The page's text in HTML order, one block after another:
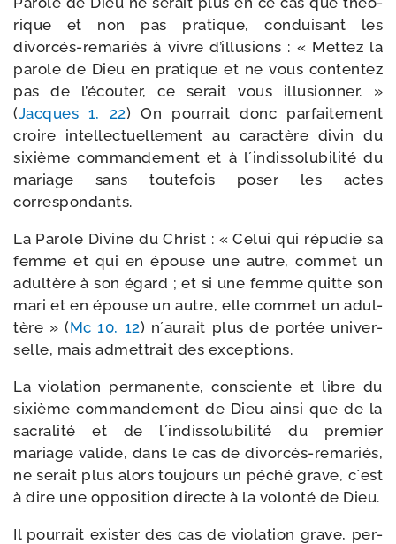
rique et non pas pra­tique, condui­sant les
divorcés-​remariés à vivre d’illusions : « Mettez la
parole de Dieu en pra­tique et ne vous conten­tez
pas de l’écouter, ce serait vous illu­sion­ner. »
(Jacques 1, 22) On pour­rait donc par­fai­te­ment
croire intel­lec­tuel­le­ment au carac­tère divin du
sixième com­man­de­ment et à l´indissolubilité du
mariage sans tou­te­fois poser les actes
correspondants.
La Parole Divine du Christ : « Celui qui répu­die sa
femme et qui en épouse une autre, com­met un
adul­tère à son égard ; et si une femme quitte son
mari et en épouse un autre, elle com­met un adul­
tère » (Mc 10, 12) n´aurait plus de por­tée uni­ver­
selle, mais admet­trait des exceptions.
La vio­la­tion per­ma­nente, consciente et libre du
sixième com­man­de­ment de Dieu ain­si que de la
sacra­li­té et de l´indissolubilité du pre­mier
mariage valide, dans le cas de divorcés-​remariés,
ne serait plus alors tou­jours un péché grave, c´est
à dire une oppo­si­tion directe à la volon­té de Dieu.
Il pour­rait exis­ter des cas de vio­la­tion grave, per­